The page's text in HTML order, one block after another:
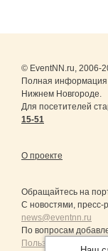
© EventNN.ru, 2006-
Полная информация
Нижнем Новгороде.
Для посетителей
15-51
О проекте
Обращайтесь на
С новостями, пресс-
news@eventnn.ru
По вопросам
Пользовательское